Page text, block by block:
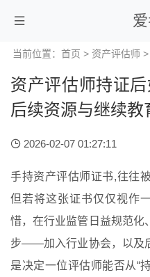
当前位置： 首页 > 资产评估师
资产评估师持证后
后续资源与继续教
2026-02-07 01:27:11
手持资产评估师证书,往往
但若将这张证书仅仅视作
惜，在行业监管日益规范化
步——加入行业协会，以及
是决定一位评估师能否从“